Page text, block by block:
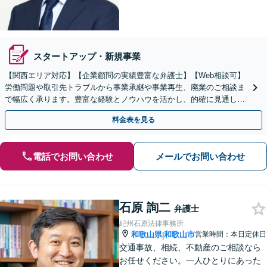
スタートアップ・新規事業
【関西エリア対応】【企業顧問の実績豊富な弁護士】【Web相談可】
労働問題や取引先トラブルから事業承継や事業再生、廃業のご相談ま
で幅広く承ります。豊富な経験とノウハウを活かし、的確に見通しを
立て先手を打った対応が強みです。顧問契約の実績も多数
料金表を見る
電話でお問い合わせ メールでお問い合わせ
石原 詢二 弁護士
紀州石原法律事務所
和歌山県|和歌山市営業時間：本日定休日
交通事故、相続、不動産のご相談なら
お任せください。一人ひとりにあった